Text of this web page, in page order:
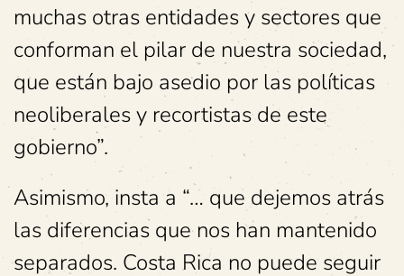
muchas otras entidades y sectores que
conforman el pilar de nuestra sociedad,
que están bajo asedio por las políticas
neoliberales y recortistas de este
gobierno”.
Asimismo, insta a “… que dejemos atrás
las diferencias que nos han mantenido
separados. Costa Rica no puede seguir